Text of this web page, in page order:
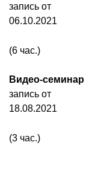
запись от
06.10.2021
(6 час.)
Видео-семинар
запись от
18.08.2021
(3 час.)